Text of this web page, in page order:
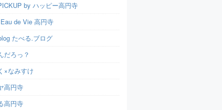
by ハッピー高円寺
de Vie 高円寺
たべる.ブログ
だろっ？
×なみすけ
高円寺
高円寺